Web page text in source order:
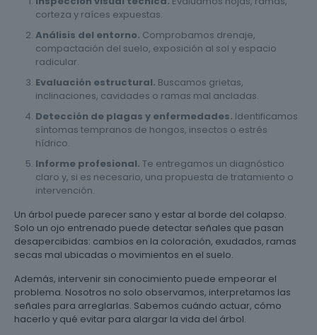
corteza y raíces expuestas.
Análisis del entorno. Comprobamos drenaje,
compactación del suelo, exposición al sol y espacio
radicular.
Evaluación estructural. Buscamos grietas,
inclinaciones, cavidades o ramas mal ancladas.
Detección de plagas y enfermedades. Identificamos
síntomas tempranos de hongos, insectos o estrés
hídrico.
Informe profesional. Te entregamos un diagnóstico
claro y, si es necesario, una propuesta de tratamiento o
intervención.
Un árbol puede parecer sano y estar al borde del colapso.
Solo un ojo entrenado puede detectar señales que pasan
desapercibidas: cambios en la coloración, exudados, ramas
secas mal ubicadas o movimientos en el suelo.
Además, intervenir sin conocimiento puede empeorar el
problema. Nosotros no solo observamos, interpretamos las
señales para arreglarlas. Sabemos cuándo actuar, cómo
hacerlo y qué evitar para alargar la vida del árbol.